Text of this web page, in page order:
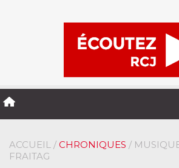
ACCUEIL / CHRONIQUES /
FRAITAG